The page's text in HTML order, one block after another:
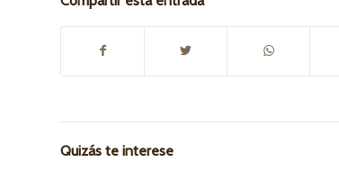
Quizás te interese